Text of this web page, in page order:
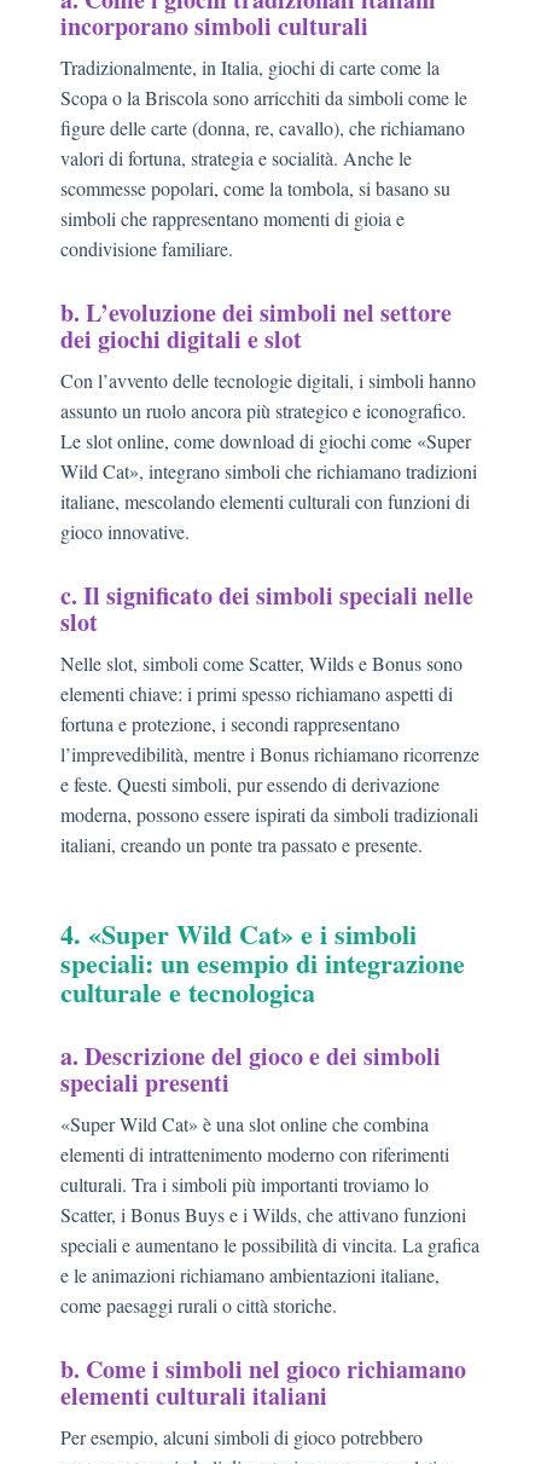
incorporano simboli culturali
Tradizionalmente, in Italia, giochi di carte come la
Scopa o la Briscola sono arricchiti da simboli come le
figure delle carte (donna, re, cavallo), che richiamano
valori di fortuna, strategia e socialità. Anche le
scommesse popolari, come la tombola, si basano su
simboli che rappresentano momenti di gioia e
condivisione familiare.
b. L’evoluzione dei simboli nel settore
dei giochi digitali e slot
Con l’avvento delle tecnologie digitali, i simboli hanno
assunto un ruolo ancora più strategico e iconografico.
Le slot online, come download di giochi come «Super
Wild Cat», integrano simboli che richiamano tradizioni
italiane, mescolando elementi culturali con funzioni di
gioco innovative.
c. Il significato dei simboli speciali nelle
slot
Nelle slot, simboli come Scatter, Wilds e Bonus sono
elementi chiave: i primi spesso richiamano aspetti di
fortuna e protezione, i secondi rappresentano
l’imprevedibilità, mentre i Bonus richiamano ricorrenze
e feste. Questi simboli, pur essendo di derivazione
moderna, possono essere ispirati da simboli tradizionali
italiani, creando un ponte tra passato e presente.
4. «Super Wild Cat» e i simboli
speciali: un esempio di integrazione
culturale e tecnologica
a. Descrizione del gioco e dei simboli
speciali presenti
«Super Wild Cat» è una slot online che combina
elementi di intrattenimento moderno con riferimenti
culturali. Tra i simboli più importanti troviamo lo
Scatter, i Bonus Buys e i Wilds, che attivano funzioni
speciali e aumentano le possibilità di vincita. La grafica
e le animazioni richiamano ambientazioni italiane,
come paesaggi rurali o città storiche.
b. Come i simboli nel gioco richiamano
elementi culturali italiani
Per esempio, alcuni simboli di gioco potrebbero